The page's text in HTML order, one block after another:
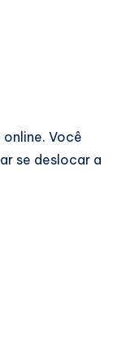
Você
se deslocar a